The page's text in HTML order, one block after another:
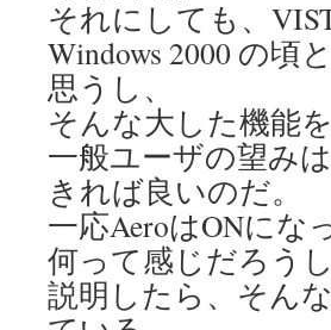
それにしても、
Windows 2000 の
思うし、
そんな大した機能
一般ユーザの望み
きれば良いのだ。
一応AeroはONにな
何って感じだろうし
説明したら、そん